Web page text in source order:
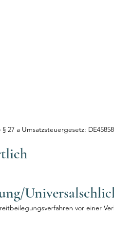
27 a Umsatzsteuergesetz:
vor einer